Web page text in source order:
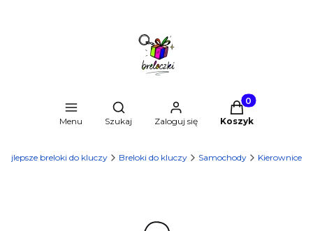
Menu
Otwórz wyszukiwarkę
Szukaj Zaloguj się
Produkty w
Koszyk
breloki do kluczy Breloki do kluczy Samochody Kierownice